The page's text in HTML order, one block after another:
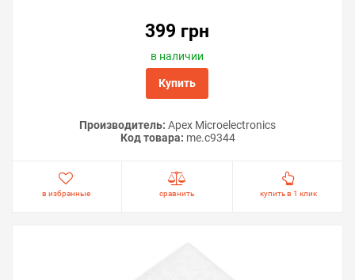
399 грн
в наличии
Купить
Производитель: Apex Microelectronics
Код товара: me.c9344
в избранные сравнить купить в 1 клик